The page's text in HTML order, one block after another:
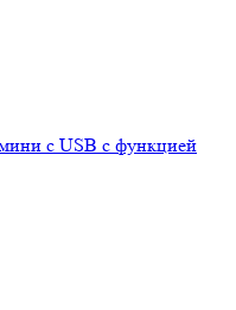
с USB с функцией